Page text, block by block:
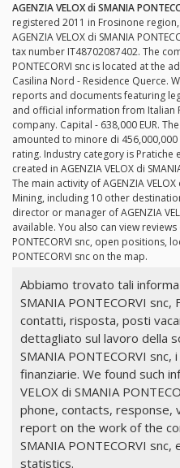
AGENZIA VELOX di SMANIA
registered 2011 in Frosinone
AGENZIA VELOX di SMANIA
tax number IT48702087402. The
PONTECORVI snc is located at the
Casilina Nord - Residence Querce.
reports and documents featuring
and official information from Italian
company. Capital - 638,000 EUR.
amounted to minore di
rating. Industry category is Pratiche
created in AGENZIA VELOX di
The main activity of AGENZIA VELOX
Mining, including 10 other
director or manager of AGENZIA
available. You also can view reviews
PONTECORVI snc, open positions,
PONTECORVI snc on the map.
Abbiamo trovato tali
SMANIA PONTECORVI
contatti, risposta, posti
dettagliato sul lavoro della
SMANIA PONTECORVI
finanziarie. We found such
VELOX di SMANIA
phone, contacts, response,
report on the work of the
SMANIA PONTECORVI snc,
statistics.